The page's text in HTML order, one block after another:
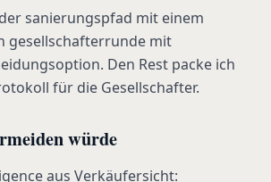
sanierungspfad mit einem
gesellschafterrunde mit
Den Rest packe ich
für die Gesellschafter.
würde
aus Verkäufersicht: